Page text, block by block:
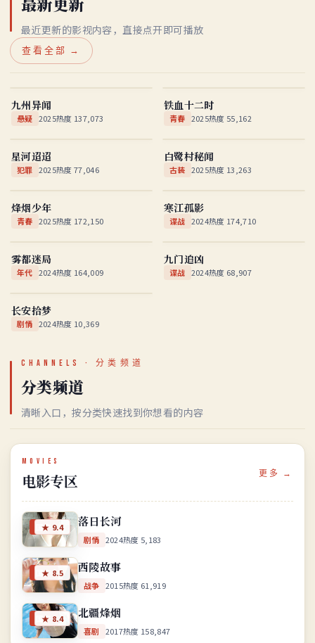
最近更新的影视内容，直接点开即可播放
查看全部 →
国产
九州异闻
悬疑 2025热度 137,073
国产
铁血十二时
青春 2025热度 55,162
国产
星河迢迢
星河迢迢
犯罪 2025热度77,046
中外合拍
白鹭村秘闻
白鹭村秘闻
古装 2025热度 13,263
国产
烽烟少年
烽烟少年
青春 2025热度 172,150
国产
寒江孤影
寒江孤影
谍战 2024热度 174,710
国产
雾都迷局
雾都迷局
年代 2024热度 164,009
国产
九门追凶
九门追凶
谍战 2024热度 68,907
国产
长安拾梦
长安拾梦
剧情 2024热度 10,369
CHANNELS · 分类频道
分类频道
清晰入口，按分类快速找到你想看的内容
MOVIES
电影专区 更多 →
国产
★ 9.4 落日长河
剧情 2024热度 5,183
国产
★ 8.5 西陵故事
战争 2015热度 61,919
国产
★ 8.4 北疆烽烟
喜剧 2017热度 158,847